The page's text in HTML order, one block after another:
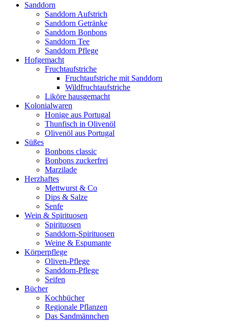
Sanddorn
Sanddorn Aufstrich
Sanddorn Getränke
Sanddorn Bonbons
Sanddorn Tee
Sanddorn Pflege
Hofgemacht
Fruchtaufstriche
Fruchtaufstriche mit Sanddorn
Wildfruchtaufstriche
Liköre hausgemacht
Kolonialwaren
Honige aus Portugal
Thunfisch in Olivenöl
Olivenöl aus Portugal
Süßes
Bonbons classic
Bonbons zuckerfrei
Marzilade
Herzhaftes
Mettwurst & Co
Dips & Salze
Senfe
Wein & Spirituosen
Spirituosen
Sanddorn-Spirituosen
Weine & Espumante
Körperpflege
Oliven-Pflege
Sanddorn-Pflege
Seifen
Bücher
Kochbücher
Regionale Pflanzen
Das Sandmännchen